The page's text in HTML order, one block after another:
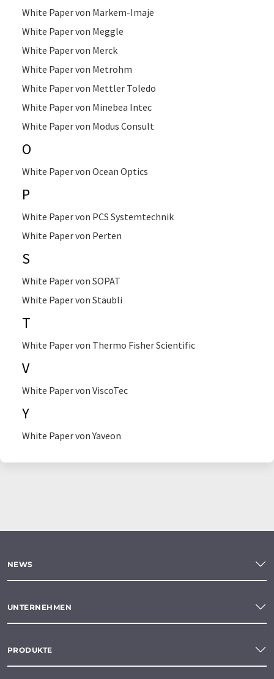
White Paper von Markem-Imaje
White Paper von Meggle
White Paper von Merck
White Paper von Metrohm
White Paper von Mettler Toledo
White Paper von Minebea Intec
White Paper von Modus Consult
O
White Paper von Ocean Optics
P
White Paper von PCS Systemtechnik
White Paper von Perten
S
White Paper von SOPAT
White Paper von Stäubli
T
White Paper von Thermo Fisher Scientific
V
White Paper von ViscoTec
Y
White Paper von Yaveon
NEWS
UNTERNEHMEN
PRODUKTE